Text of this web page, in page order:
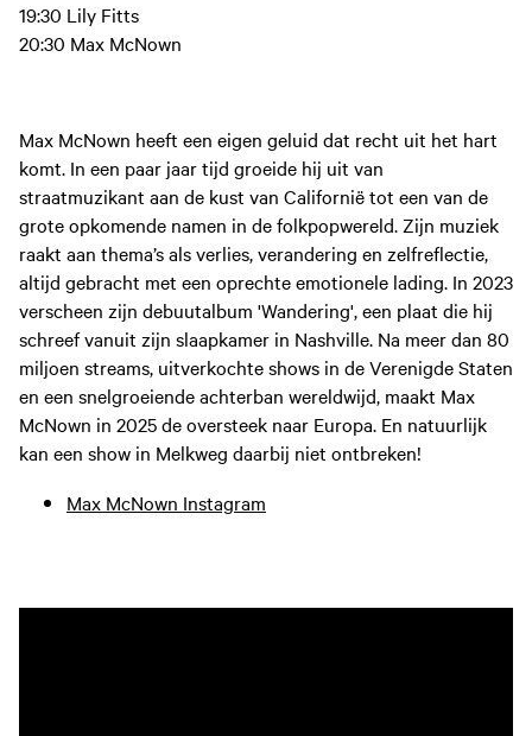
19:30 Lily Fitts
20:30 Max McNown
Max McNown heeft een eigen geluid dat recht uit het hart
komt. In een paar jaar tijd groeide hij uit van
straatmuzikant aan de kust van Californië tot een van de
grote opkomende namen in de folkpopwereld. Zijn muziek
raakt aan thema’s als verlies, verandering en zelfreflectie,
altijd gebracht met een oprechte emotionele lading. In 2023
verscheen zijn debuutalbum 'Wandering', een plaat die hij
schreef vanuit zijn slaapkamer in Nashville. Na meer dan 80
miljoen streams, uitverkochte shows in de Verenigde Staten
en een snelgroeiende achterban wereldwijd, maakt Max
McNown in 2025 de oversteek naar Europa. En natuurlijk
kan een show in Melkweg daarbij niet ontbreken!
Max McNown Instagram